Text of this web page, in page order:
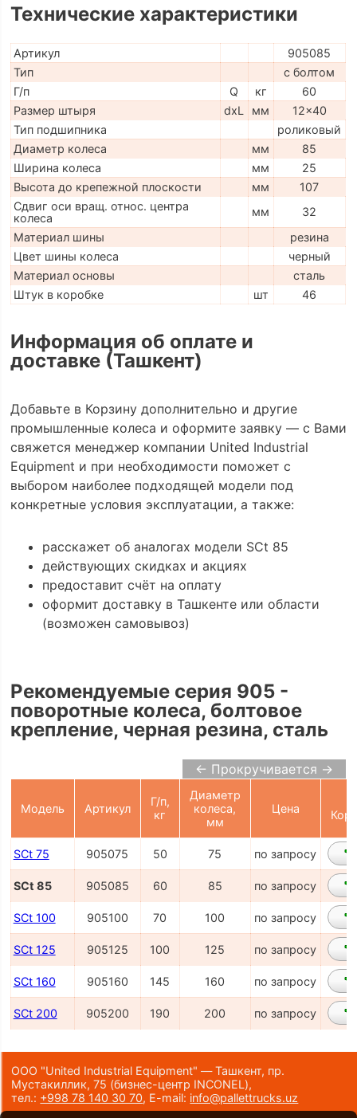
Технические характеристики
Артикул
905085
Тип
с болтом
Г/п
Q кг
60
Размер штыря
dxL мм
12x40
Тип подшипника
роликовый
Диаметр колеса
мм
85
Ширина колеса
мм
25
Высота до крепежной плоскости
мм
107
Сдвиг оси вращ. относ. центра
колеса
мм
32
Материал шины
резина
Цвет шины колеса
черный
Материал основы
сталь
Штук в коробке
шт 46
Информация об оплате и
доставке (Ташкент)
Добавьте в Корзину дополнительно и другие
промышленные колеса и оформите заявку — с Вами
свяжется менеджер компании United Industrial
Equipment и при необходимости поможет с
выбором наиболее подходящей модели под
конкретные условия эксплуатации, а также:
расскажет об аналогах модели SCt 85
действующих скидках и акциях
предоставит счёт на оплату
оформит доставку в Ташкенте или области
(возможен самовывоз)
Рекомендуемые серия 905 -
поворотные колеса, болтовое
крепление, черная резина, сталь
← Прокручивается →
Модель Артикул
Г/п,
кг
Диаметр
колеса,
мм
Цена
SCt 75 905075 50 75 по запросу
SCt 85 905085 60 85 по запросу
SCt 100 905100 70 100 по запросу
SCt 125 905125 100 125 по запросу
SCt 160 905160 145 160 по запросу
SCt 200 905200 190 200 по запросу
ООО "United Industrial Equipment" — Ташкент, пр.
Мустакиллик, 75 (бизнес-центр INCONEL),
тел.: +998 78 140 30 70, E-mail: info@pallettrucks.uz